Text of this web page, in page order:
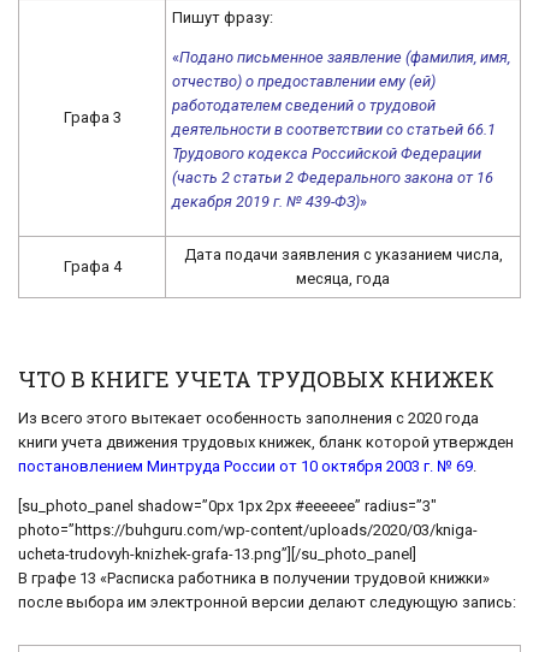
Графа 3
Пишут фразу:
«Подано письменное заявление (фамилия, имя,
отчество) о предоставлении ему (ей)
работодателем сведений о трудовой
деятельности в соответствии со статьей 66.1
Трудового кодекса Российской Федерации
(часть 2 статьи 2 Федерального закона от 16
декабря 2019 г. № 439-ФЗ)»
Графа 4
Дата подачи заявления с указанием числа,
месяца, года
ЧТО В КНИГЕ УЧЕТА ТРУДОВЫХ КНИЖЕК
Из всего этого вытекает особенность заполнения с 2020 года
книги учета движения трудовых книжек, бланк которой утвержден
постановлением Минтруда России от 10 октября 2003 г. № 69.
[su_photo_panel shadow=”0px 1px 2px #eeeeee” radius=”3″
photo=”https://buhguru.com/wp-content/uploads/2020/03/kniga-
ucheta-trudovyh-knizhek-grafa-13.png”][/su_photo_panel]
В графе 13 «Расписка работника в получении трудовой книжки»
после выбора им электронной версии делают следующую запись: